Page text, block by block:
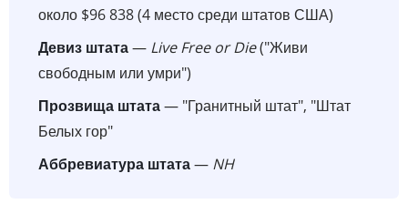
около $96 838 (4 место среди штатов США)
Девиз штата— Live Free or Die("Живи
свободным или умри")
Прозвища штата— "Гранитный штат", "Штат
Белых гор"
Аббревиатура штата— NH